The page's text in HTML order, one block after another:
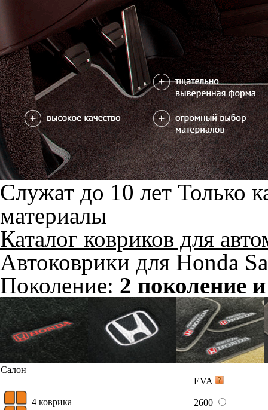
Служат до 10 лет Только
материалы
Каталог ковриков для
Автоковрики для Honda
Поколение: 2 поколение
Салон
EVA
4 коврика 2600